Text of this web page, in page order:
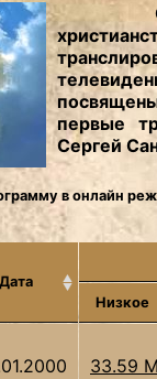
Серия
первые
Сергей
в онлайн
Дата
Низкое
33.59